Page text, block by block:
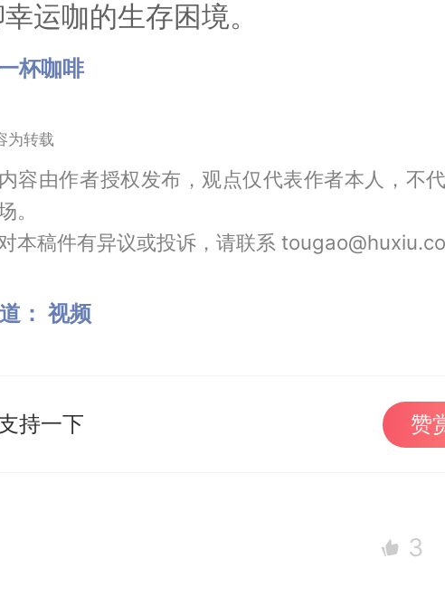
运咖的生存困境。
杯咖啡
为转载
容由作者授权发布，观点仅代表作者本人，不
。
本稿件有异议或投诉，请联系
： 视频
持一下 赞
3